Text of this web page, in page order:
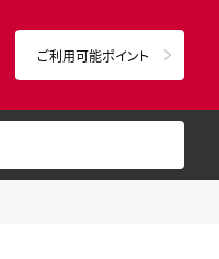
ご利用可能ポイント